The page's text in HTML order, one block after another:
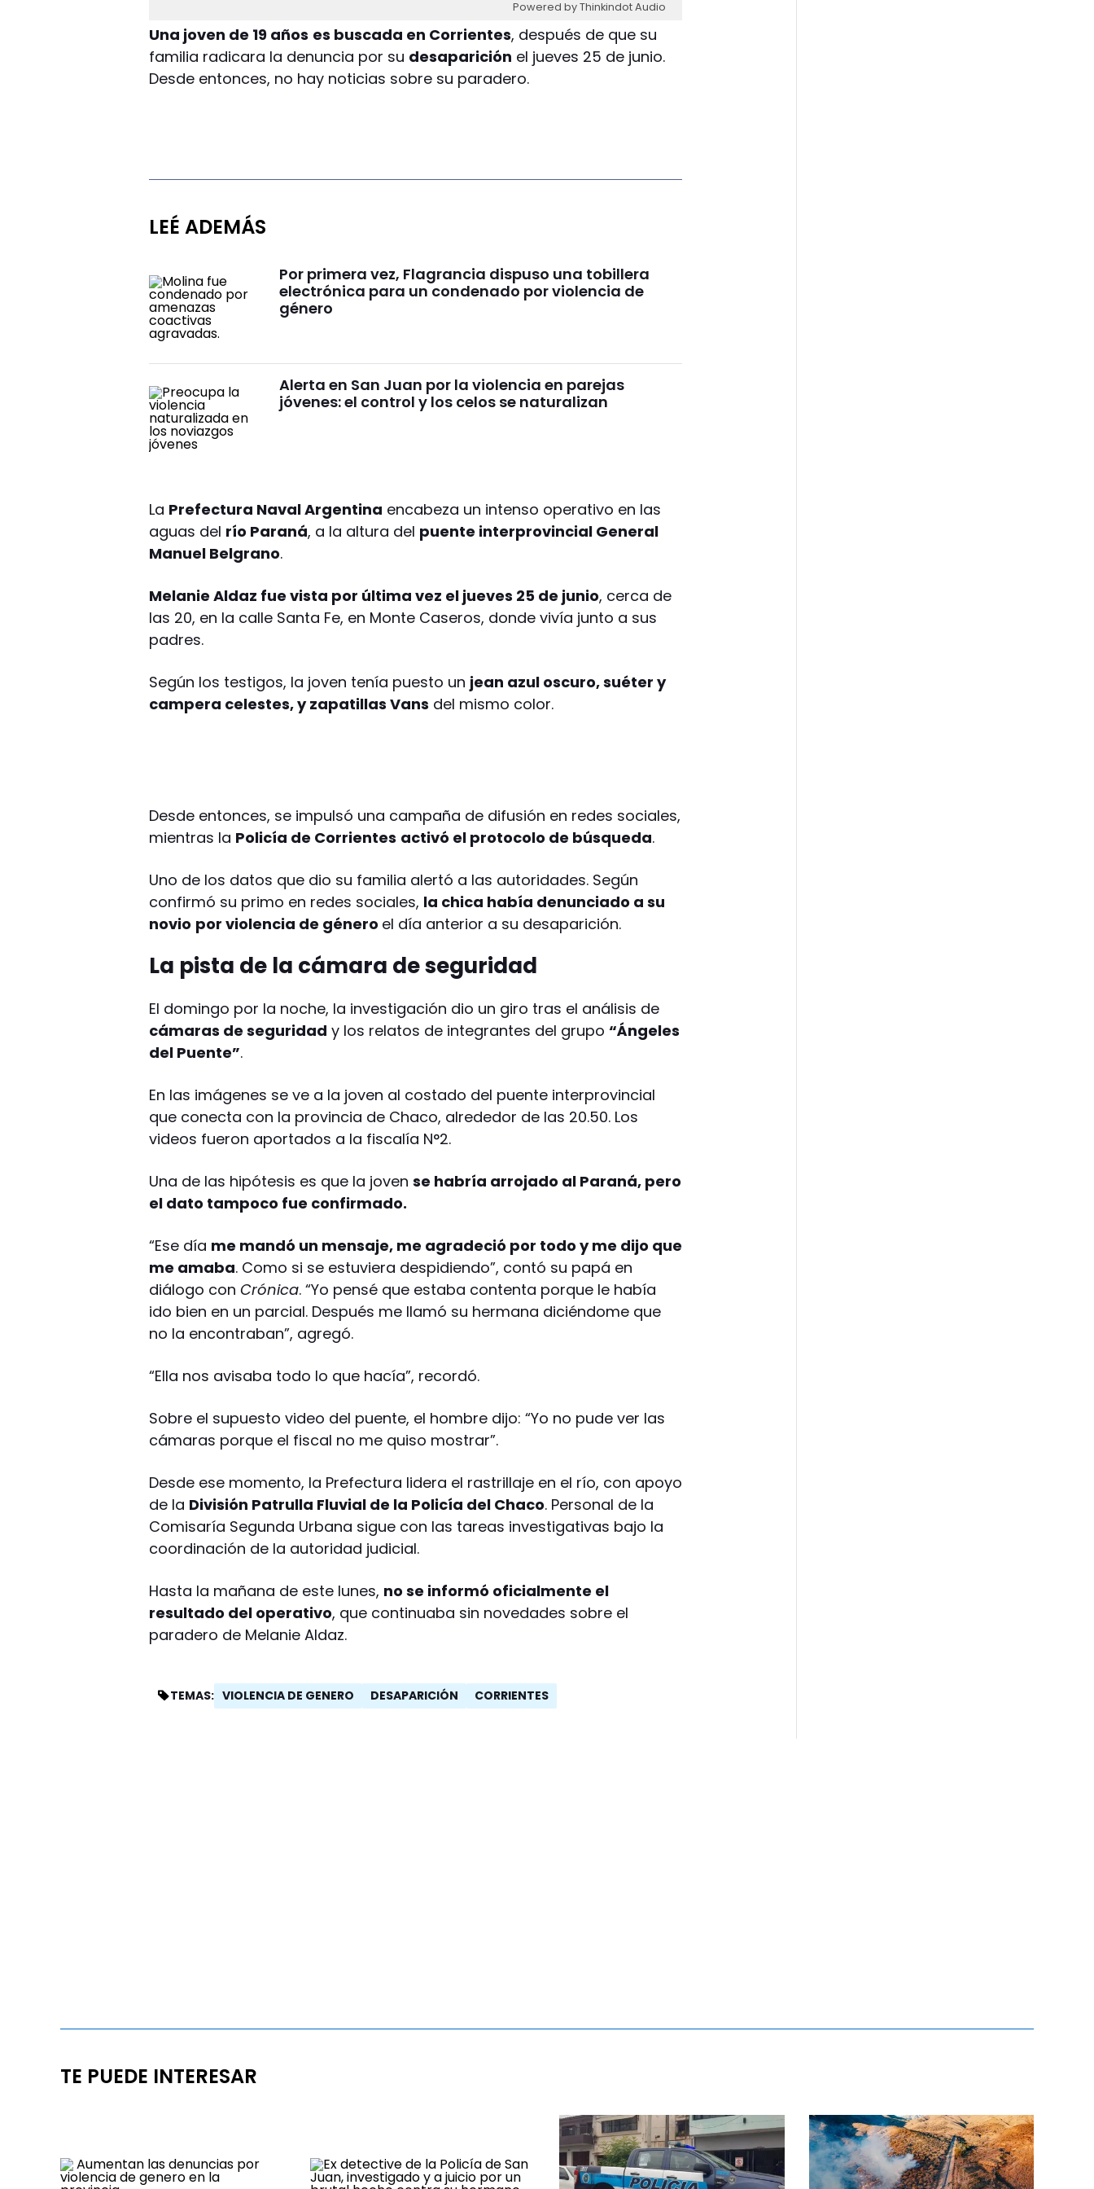
Powered by Thinkindot Audio
Una joven de 19 años es buscada en Corrientes, después de que su
familia radicara la denuncia por su desaparición el jueves 25 de junio.
Desde entonces, no hay noticias sobre su paradero.
LEÉ ADEMÁS
Por primera vez, Flagrancia dispuso una tobillera
electrónica para un condenado por violencia de
género
Alerta en San Juan por la violencia en parejas
jóvenes: el control y los celos se naturalizan
La Prefectura Naval Argentina encabeza un intenso operativo en las
aguas del río Paraná, a la altura del puente interprovincial General
Manuel Belgrano.
Melanie Aldaz fue vista por última vez el jueves 25 de junio, cerca de
las 20, en la calle Santa Fe, en Monte Caseros, donde vivía junto a sus
padres.
Según los testigos, la joven tenía puesto un jean azul oscuro, suéter y
campera celestes, y zapatillas Vans del mismo color.
Desde entonces, se impulsó una campaña de difusión en redes sociales,
mientras la Policía de Corrientes activó el protocolo de búsqueda.
Uno de los datos que dio su familia alertó a las autoridades. Según
confirmó su primo en redes sociales, la chica había denunciado a su
novio por violencia de género el día anterior a su desaparición.
La pista de la cámara de seguridad
El domingo por la noche, la investigación dio un giro tras el análisis de
cámaras de seguridad y los relatos de integrantes del grupo“Ángeles
del Puente”.
En las imágenes se ve a la joven al costado del puente interprovincial
que conecta con la provincia de Chaco, alrededor de las 20.50. Los
videos fueron aportados a la fiscalía N°2.
Una de las hipótesis es que la jovense habría arrojado al Paraná, pero
el dato tampoco fue confirmado.
“Ese día me mandó un mensaje, me agradeció por todo y me dijo que
me amaba. Como si se estuviera despidiendo”, contó su papá en
diálogo conCrónica. “Yo pensé que estaba contenta porque le había
ido bien en un parcial. Después me llamó su hermana diciéndome que
no la encontraban”, agregó.
“Ella nos avisaba todo lo que hacía”, recordó.
Sobre el supuesto video del puente, el hombre dijo: “Yo no pude ver las
cámaras porque el fiscal no me quiso mostrar”.
Desde ese momento, la Prefectura lidera el rastrillaje en el río, con apoyo
de la División Patrulla Fluvial de la Policía del Chaco. Personal de la
Comisaría Segunda Urbana sigue con las tareas investigativas bajo la
coordinación de la autoridad judicial.
Hasta la mañana de este lunes, no se informó oficialmente el
resultado del operativo, que continuaba sin novedades sobre el
paradero de Melanie Aldaz.
TEMAS: VIOLENCIA DE GENERO DESAPARICIÓN CORRIENTES
TE PUEDE INTERESAR